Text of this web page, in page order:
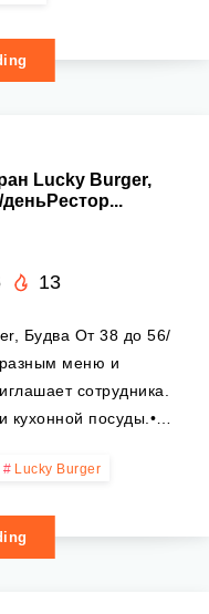
Lucky Burger,
13
Будва От 38 до 56/
меню и
сотрудника.
кухонной посуды.•…
Lucky Burger